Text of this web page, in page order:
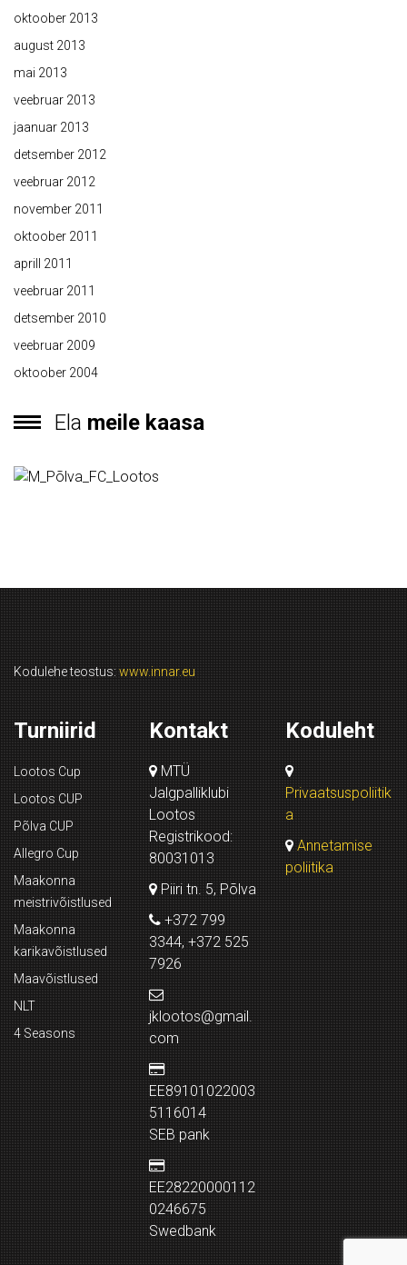
oktoober 2013
august 2013
mai 2013
veebruar 2013
jaanuar 2013
detsember 2012
veebruar 2012
november 2011
oktoober 2011
aprill 2011
veebruar 2011
detsember 2010
veebruar 2009
oktoober 2004
Ela meile kaasa
Kodulehe teostus: www.innar.eu
Turniirid
Lootos Cup
Lootos CUP
Põlva CUP
Allegro Cup
Maakonna
meistrivõistlused
Maakonna
karikavõistlused
Maavõistlused
NLT
4 Seasons
Kontakt
MTÜ
Jalgpalliklubi
Lootos
Registrikood:
80031013
Piiri tn. 5, Põlva
+372 799
3344, +372 525
7926
jklootos@gmail.
com
EE89101022003
5116014
SEB pank
EE28220000112
0246675
Swedbank
Koduleht
Privaatsuspoliitik
a
Annetamise
poliitika